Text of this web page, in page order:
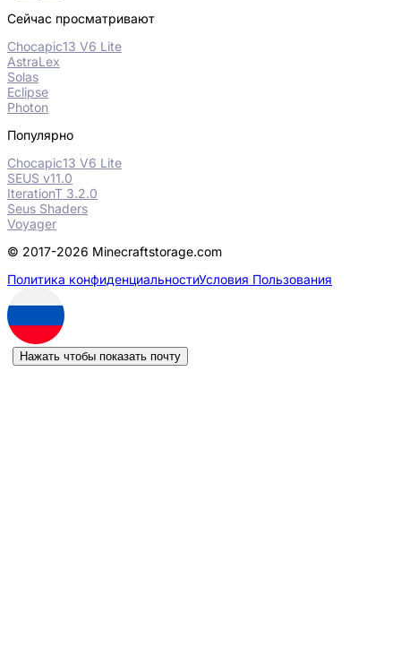
Сейчас просматривают
Chocapic13 V6 Lite
AstraLex
Solas
Eclipse
Photon
Популярно
Chocapic13 V6 Lite
SEUS v11.0
IterationT 3.2.0
Seus Shaders
Voyager
© 2017-2026 Minecraftstorage.com
Политика конфиденциальностиУсловия Пользования
Нажать чтобы показать почту